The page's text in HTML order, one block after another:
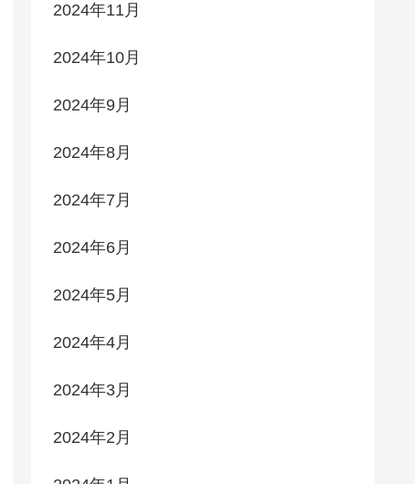
2024年11月
2024年10月
2024年9月
2024年8月
2024年7月
2024年6月
2024年5月
2024年4月
2024年3月
2024年2月